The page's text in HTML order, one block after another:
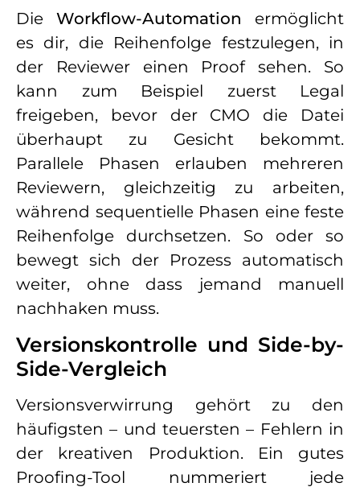
Die Workflow-Automation ermöglicht
es dir, die Reihenfolge festzulegen, in
der Reviewer einen Proof sehen. So
kann zum Beispiel zuerst Legal
freigeben, bevor der CMO die Datei
überhaupt zu Gesicht bekommt.
Parallele Phasen erlauben mehreren
Reviewern, gleichzeitig zu arbeiten,
während sequentielle Phasen eine feste
Reihenfolge durchsetzen. So oder so
bewegt sich der Prozess automatisch
weiter, ohne dass jemand manuell
nachhaken muss.
Versionskontrolle und Side-by-
Side-Vergleich
Versionsverwirrung gehört zu den
häufigsten – und teuersten – Fehlern in
der kreativen Produktion. Ein gutes
Proofing-Tool nummeriert jede